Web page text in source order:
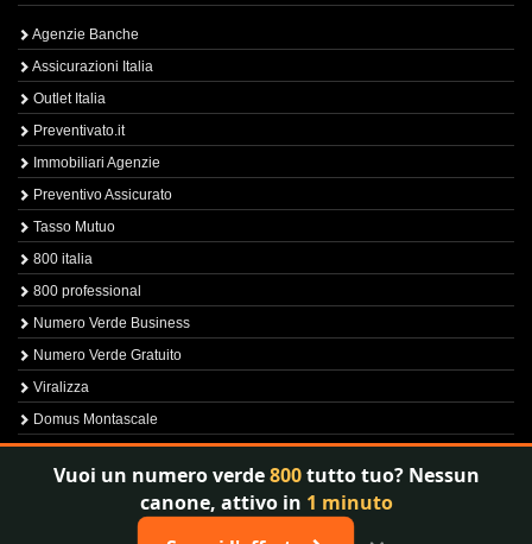
Agenzie Banche
Assicurazioni Italia
Outlet Italia
Preventivato.it
Immobiliari Agenzie
Preventivo Assicurato
Tasso Mutuo
800 italia
800 professional
Numero Verde Business
Numero Verde Gratuito
Viralizza
Domus Montascale
Sprint800
Verfica Numero Verde
Vuoi un numero verde800tutto tuo? Nessun
canone, attivo in 1 minuto